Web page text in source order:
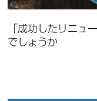
「成功したリニュ
でしょうか